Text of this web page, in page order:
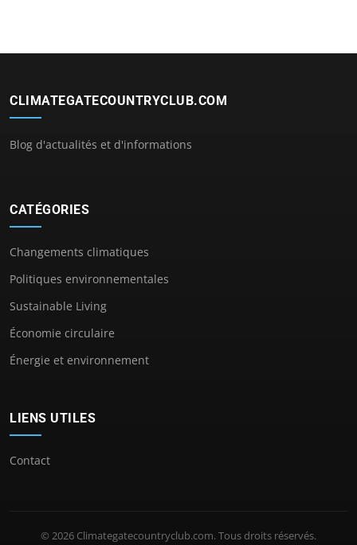
CLIMATEGATECOUNTRYCLUB.COM
Blog d'actualités et d'informations
CATÉGORIES
Changements climatiques
Politiques environnementales
Sustainable Living
Économie circulaire
Énergie et environnement
LIENS UTILES
Contact
© 2026 Climategatecountryclub.com. Tous droits réservés.